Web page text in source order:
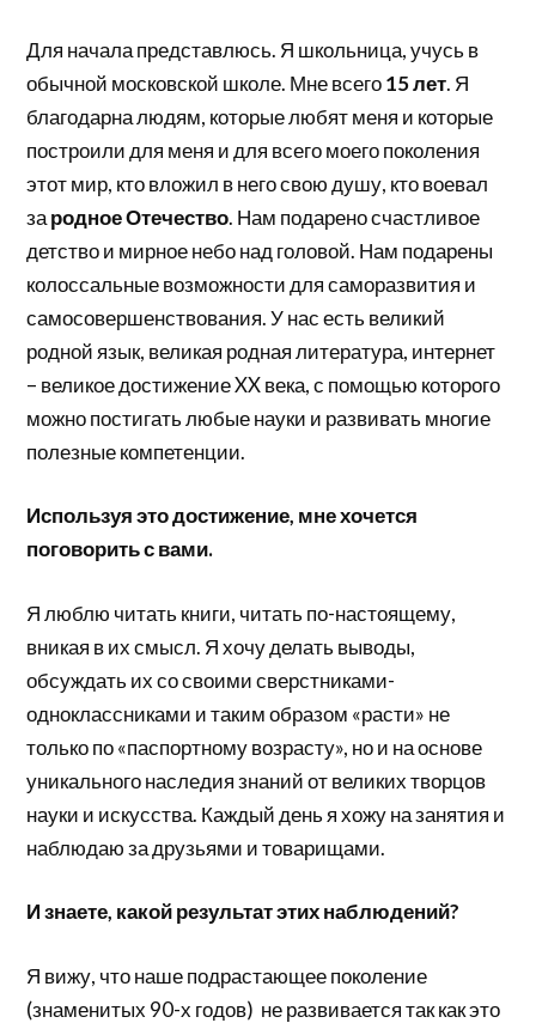
Для начала представлюсь. Я школьница, учусь в
обычной московской школе. Мне всего15 лет. Я
благодарна людям, которые любят меня и которые
построили для меня и для всего моего поколения
этот мир, кто вложил в него свою душу, кто воевал
зародное Отечество. Нам подарено счастливое
детство и мирное небо над головой. Нам подарены
колоссальные возможности для саморазвития и
самосовершенствования. У нас есть великий
родной язык, великая родная литература, интернет
– великое достижение XX века, с помощью которого
можно постигать любые науки и развивать многие
полезные компетенции.
Используя это достижение, мне хочется
поговорить с вами.
Я люблю читать книги, читать по-настоящему,
вникая в их смысл. Я хочу делать выводы,
обсуждать их со своими сверстниками-
одноклассниками и таким образом «расти» не
только по «паспортному возрасту», но и на основе
уникального наследия знаний от великих творцов
науки и искусства. Каждый день я хожу на занятия и
наблюдаю за друзьями и товарищами.
И знаете, какой результат этих наблюдений?
Я вижу, что наше подрастающее поколение
(знаменитых 90-х годов) не развивается так как это